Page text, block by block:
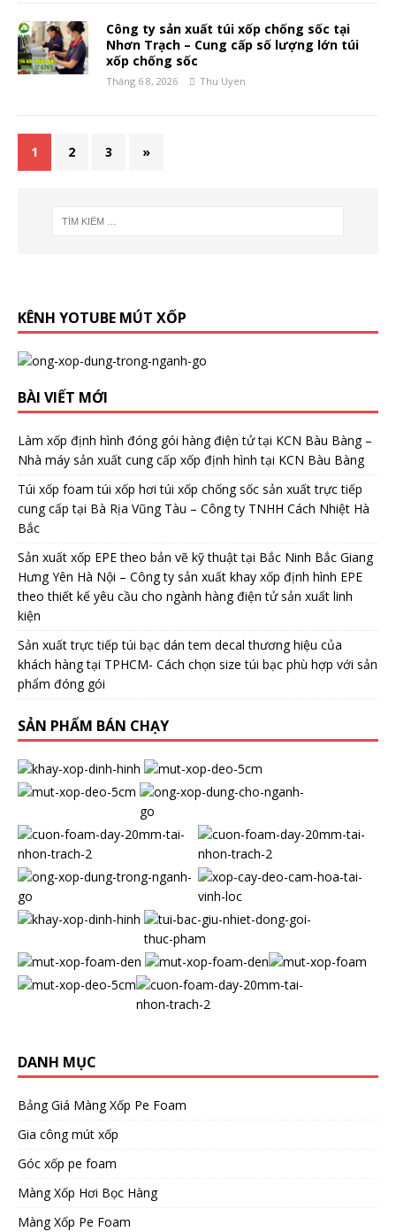
Công ty sản xuất túi xốp chống sốc tại
Nhơn Trạch – Cung cấp số lượng lớn túi
xốp chống sốc
Tháng 6 8, 2026 Thu Uyen
1 2 3 »
KÊNH YOTUBE MÚT XỐP
BÀI VIẾT MỚI
Làm xốp định hình đóng gói hàng điện tử tại KCN Bàu Bàng –
Nhà máy sản xuất cung cấp xốp định hình tại KCN Bàu Bàng
Túi xốp foam túi xốp hơi túi xốp chống sốc sản xuất trực tiếp
cung cấp tại Bà Rịa Vũng Tàu – Công ty TNHH Cách Nhiệt Hà
Bắc
Sản xuất xốp EPE theo bản vẽ kỹ thuật tại Bắc Ninh Bắc Giang
Hưng Yên Hà Nội – Công ty sản xuất khay xốp định hình EPE
theo thiết kế yêu cầu cho ngành hàng điện tử sản xuất linh
kiện
Sản xuất trực tiếp túi bạc dán tem decal thương hiệu của
khách hàng tại TPHCM- Cách chọn size túi bạc phù hợp với sản
phẩm đóng gói
SẢN PHẨM BÁN CHẠY
DANH MỤC
Bảng Giá Màng Xốp Pe Foam
Gia công mút xốp
Góc xốp pe foam
Màng Xốp Hơi Bọc Hàng
Màng Xốp Pe Foam